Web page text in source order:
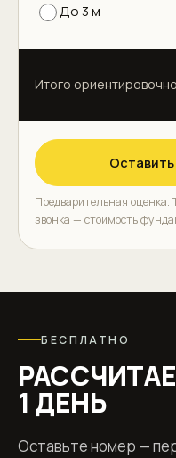
До 3 м
Итого ориентировочно
Оставить
Предварительная
звонка — стоимость
БЕСПЛАТНО
1 ДЕНЬ
Оставьте номер —